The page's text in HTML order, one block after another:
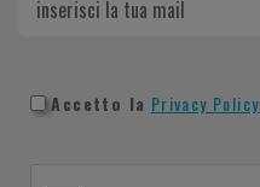
Accetto la Privacy Policy